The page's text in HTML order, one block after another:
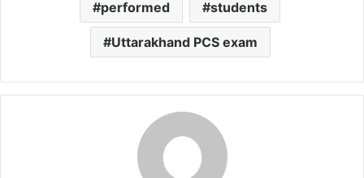
performed students
Uttarakhand PCS exam